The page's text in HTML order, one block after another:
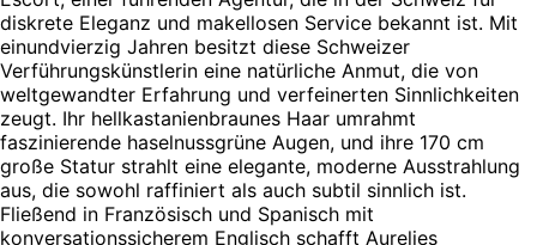
diskrete Eleganz und makellosen Service bekannt ist. Mit
einundvierzig Jahren besitzt diese Schweizer
Verführungskünstlerin eine natürliche Anmut, die von
weltgewandter Erfahrung und verfeinerten Sinnlichkeiten
zeugt. Ihr hellkastanienbraunes Haar umrahmt
faszinierende haselnussgrüne Augen, und ihre 170 cm
große Statur strahlt eine elegante, moderne Ausstrahlung
aus, die sowohl raffiniert als auch subtil sinnlich ist.
Fließend in Französisch und Spanisch mit
konversationssicherem Englisch schafft Aurelies